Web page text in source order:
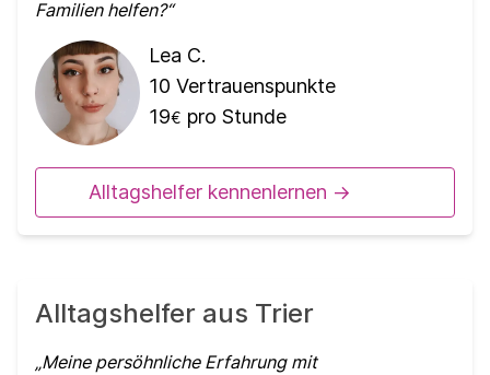
Familien helfen?
Lea C.
10 Vertrauenspunkte
19€ pro Stunde
Alltagshelfer kennenlernen ->
Alltagshelfer aus Trier
Meine persöhnliche Erfahrung mit